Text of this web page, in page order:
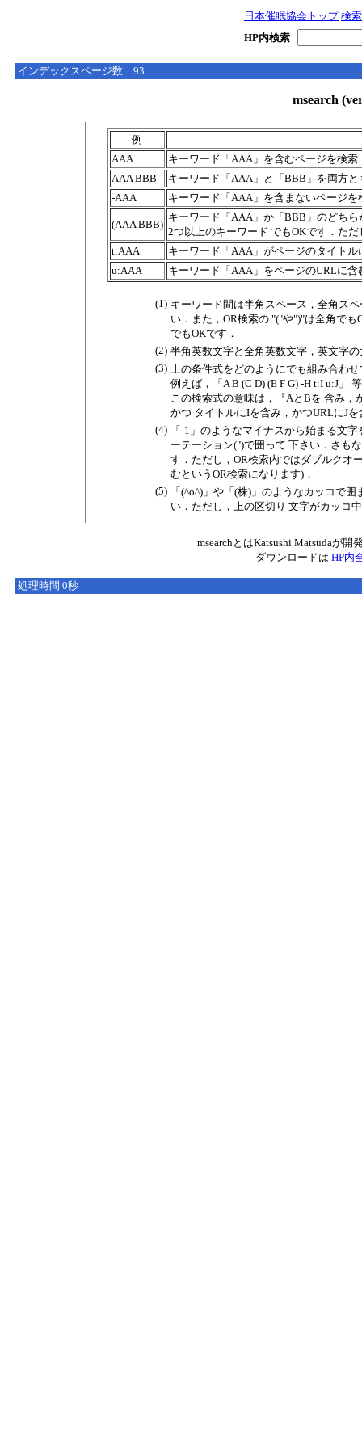
日本催眠協会トップ 検
HP内検索
インデックスページ数 93
msearch
例
AAA
キーワード「AAA」を含むページを検索
AAA BBB
キーワード「AAA」と「BBB」を両方
-AAA
キーワード「AAA」を含まないページを
(AAA BBB)
キーワード「AAA」か「BBB」のどち
2つ以上のキーワード でもOKです．た
t:AAA
キーワード「AAA」がページのタイト
u:AAA
キーワード「AAA」をページのURLに
(1) キーワード間は半角スペース，全角ス
い．また，OR検索の "("や")"は全角で
でもOKです．
(2) 半角英数文字と全角英数文字，英文字
(3) 上の条件式をどのようにでも組み合わ
例えば，「A B (C D) (E F G) -H t:I u:J」
この検索式の意味は，『AとBを 含み，
かつ タイトルにIを含み，かつURLにJ
(4)
「-1」のようなマイナスから始まる文
ーテーション(")で囲って 下さい．さも
す．ただし，OR検索内ではダブルクオ
むというOR検索になります)．
(5)
「(^o^)」や「(株)」のようなカッコで
い．ただし，上の区切り 文字がカッコ
msearchとはKatsushi Matsudaが
ダウンロードは HP内
処理時間 0秒